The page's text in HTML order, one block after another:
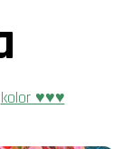
kolor ♥️♥️♥️